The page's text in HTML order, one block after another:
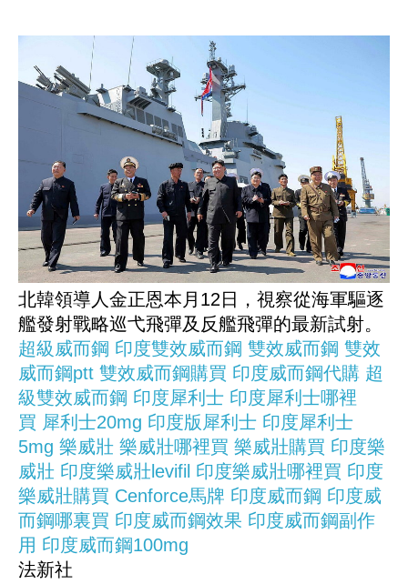
北韓領導人金正恩本月12日，視察從海軍驅逐
艦發射戰略巡弋飛彈及反艦飛彈的最新試射。
超級威而鋼 印度雙效威而鋼 雙效威而鋼 雙效
威而鋼ptt 雙效威而鋼購買 印度威而鋼代購 超
級雙效威而鋼 印度犀利士 印度犀利士哪裡
買 犀利士20mg 印度版犀利士 印度犀利士
5mg 樂威壯 樂威壯哪裡買 樂威壯購買 印度樂
威壯 印度樂威壯levifil 印度樂威壯哪裡買 印度
樂威壯購買 Cenforce馬牌 印度威而鋼 印度威
而鋼哪裏買 印度威而鋼效果 印度威而鋼副作
用 印度威而鋼100mg
法新社